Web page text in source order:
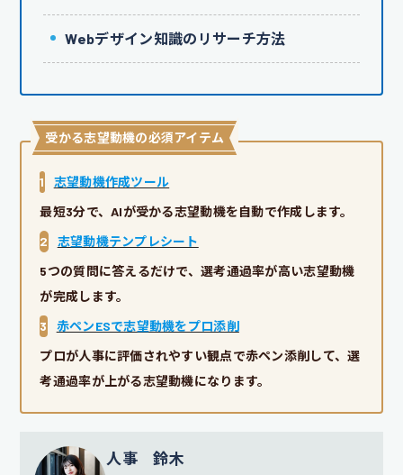
Webデザイン知識のリサーチ方法
受かる志望動機の必須アイテム
1
志望動機作成ツール
最短3分で、AIが受かる志望動機を自動で作成します。
2
志望動機テンプレシート
5つの質問に答えるだけで、選考通過率が高い志望動機
が完成します。
3
赤ペンESで志望動機をプロ添削
プロが人事に評価されやすい観点で赤ペン添削して、選
考通過率が上がる志望動機になります。
人事 鈴木